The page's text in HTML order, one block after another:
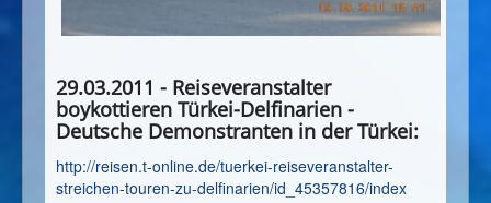
29.03.2011 - Reiseveranstalter
boykottieren Türkei-Delfinarien -
Deutsche Demonstranten in der Türkei:
http://reisen.t-online.de/tuerkei-reiseveranstalter-
streichen-touren-zu-delfinarien/id_45357816/index